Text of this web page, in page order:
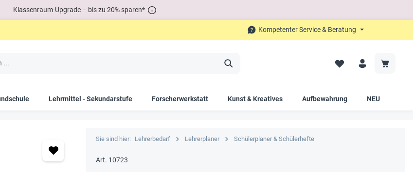
Klassenraum-Upgrade – bis zu 20% sparen*
Kompetenter Service & Beratung
Lehrmittel - Sekundarstufe Forscherwerkstatt Kunst & Kreatives Aufbewahrung NEU
Sie sind hier: Lehrerbedarf Lehrerplaner Schülerplaner & Schülerhefte
Art. 10723